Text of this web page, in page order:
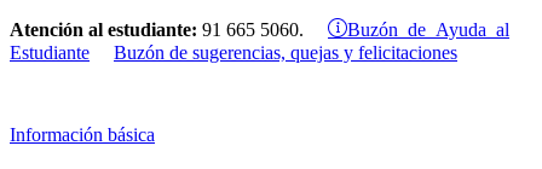
Atención al estudiante: 91 665 5060.
Buzón de Ayuda al
Estudiante
Buzón de sugerencias, quejas y felicitaciones
Información básica